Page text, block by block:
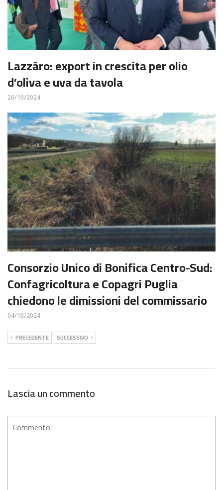
Lazzàro: export in crescita per olio
d’oliva e uva da tavola
26/10/2024
Consorzio Unico di Bonifica Centro-Sud:
Confagricoltura e Copagri Puglia
chiedono le dimissioni del commissario
04/10/2024
PRECEDENTE SUCCESSIVO
Lascia un commento